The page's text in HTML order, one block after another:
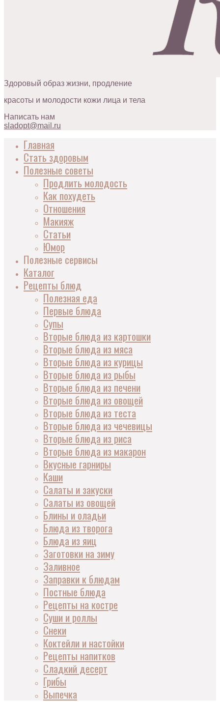
Здоровый образ жизни, продление
красоты и молодости кожи лица и тела
Написать нам
sladopt@mail.ru
Главная
Стать здоровым
Полезные советы
Продлить молодость
Как похудеть
Отношения
Макияж
Статьи
Юмор
Полезные сервисы
Каталог
Рецепты блюд
Полезная еда
Первые блюда
Супы
Вторые блюда из картошки
Вторые блюда из мяса
Вторые блюда из курицы
Вторые блюда из рыбы
Вторые блюда из печени
Вторые блюда из овощей
Вторые блюда из теста
Вторые блюда из чечевицы
Вторые блюда из риса
Вторые блюда из макарон
Вкусные гарниры
Каши
Салаты и закуски
Салаты из овощей
Блины и оладьи
Блюда из творога
Блюда из яиц
Заготовки на зиму
Заливное
Заправки к блюдам
Постные блюда
Рецепты на костре
Суши и роллы
Снеки
Коктейли и настойки
Рецепты напитков
Сладкий десерт
Грибы
Выпечка